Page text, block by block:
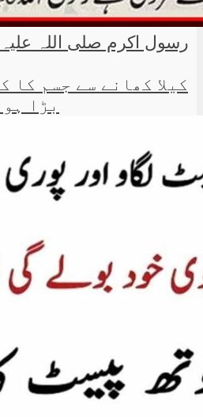
رسول اکرم صلی اللہ
کیلا کھانے سے جسم کا
بڑا